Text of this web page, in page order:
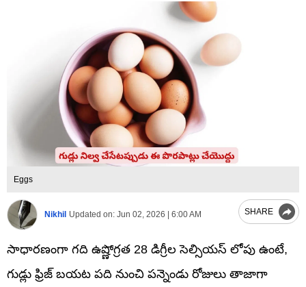
Eggs
Nikhil Updated on: Jun 02, 2026 | 6:00 AM SHARE
సాధారణంగా గది ఉష్ణోగ్రత 28 డిగ్రీల సెల్సియస్ లోపు ఉంటే,
గుడ్లు ఫ్రిజ్ బయట పది నుంచి పన్నెండు రోజులు తాజాగా